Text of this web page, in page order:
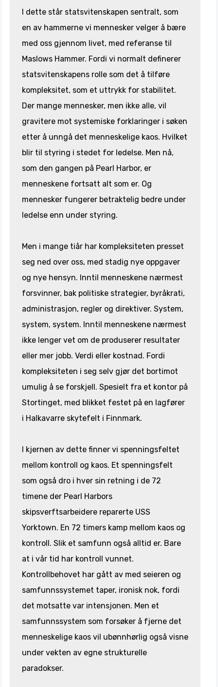
I dette står statsvitenskapen sentralt, som
en av hammerne vi mennesker velger å bære
med oss gjennom livet, med referanse til
Maslows Hammer. Fordi vi normalt definerer
statsvitenskapens rolle som det å tilføre
kompleksitet, som et uttrykk for stabilitet.
Der mange mennesker, men ikke alle, vil
gravitere mot systemiske forklaringer i søken
etter å unngå det menneskelige kaos. Hvilket
blir til styring i stedet for ledelse. Men nå,
som den gangen på Pearl Harbor, er
menneskene fortsatt alt som er. Og
mennesker fungerer betraktelig bedre under
ledelse enn under styring.
Men i mange tiår har kompleksiteten presset
seg ned over oss, med stadig nye oppgaver
og nye hensyn. Inntil menneskene nærmest
forsvinner, bak politiske strategier, byråkrati,
administrasjon, regler og direktiver. System,
system, system. Inntil menneskene nærmest
ikke lenger vet om de produserer resultater
eller mer jobb. Verdi eller kostnad. Fordi
kompleksiteten i seg selv gjør det bortimot
umulig å se forskjell. Spesielt fra et kontor på
Stortinget, med blikket festet på en lagfører
i Halkavarre skytefelt i Finnmark.
I kjernen av dette finner vi spenningsfeltet
mellom kontroll og kaos. Et spenningsfelt
som også dro i hver sin retning i de 72
timene der Pearl Harbors
skipsverftsarbeidere reparerte USS
Yorktown. En 72 timers kamp mellom kaos og
kontroll. Slik et samfunn også alltid er. Bare
at i vår tid har kontroll vunnet.
Kontrollbehovet har gått av med seieren og
samfunnssystemet taper, ironisk nok, fordi
det motsatte var intensjonen. Men et
samfunnssystem som forsøker å fjerne det
menneskelige kaos vil ubønnhørlig også visne
under vekten av egne strukturelle
paradokser.